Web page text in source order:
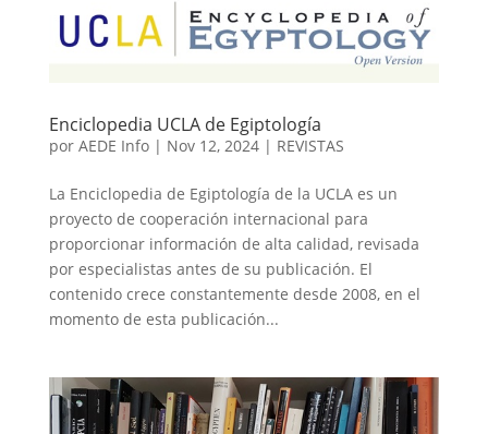
Enciclopedia UCLA de Egiptología
por AEDE Info| Nov 12, 2024| REVISTAS
La Enciclopedia de Egiptología de la UCLA es un
proyecto de cooperación internacional para
proporcionar información de alta calidad, revisada
por especialistas antes de su publicación. El
contenido crece constantemente desde 2008, en el
momento de esta publicación...